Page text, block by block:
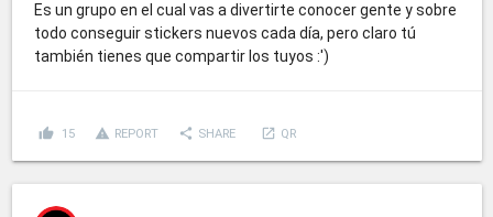
Es un grupo en el cual vas a divertirte conocer gente y sobre
todo conseguir stickers nuevos cada día, pero claro tú
también tienes que compartir los tuyos :')
thumb_up 15 report_problem REPORT share SHARE launch QR